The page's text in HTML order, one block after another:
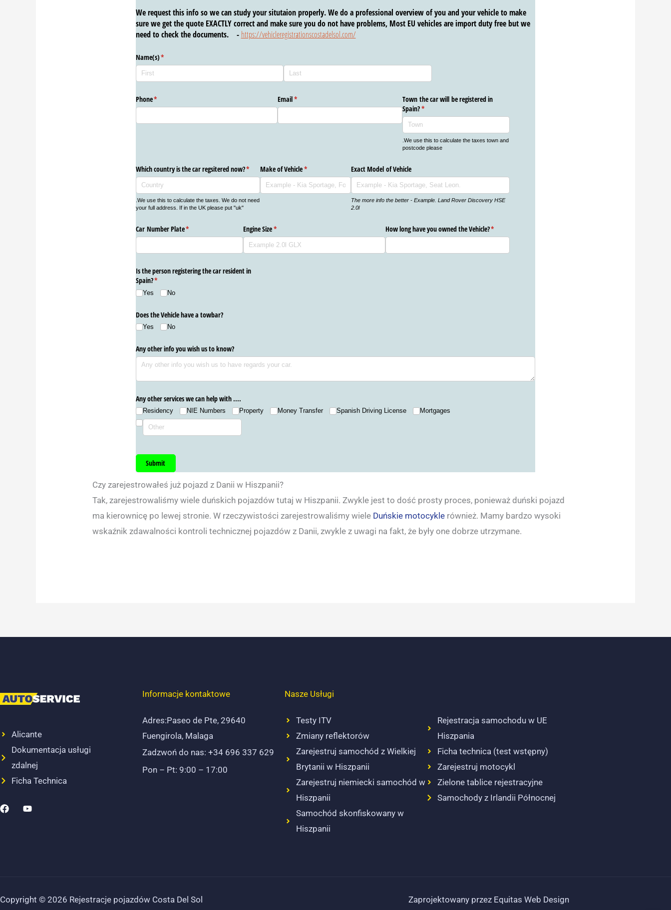
Czy zarejestrowałeś już pojazd z Danii w Hiszpanii?
Tak, zarejestrowaliśmy wiele duńskich pojazdów tutaj w Hiszpanii. Zwykle jest to dość prosty proces, ponieważ duński pojazd
ma kierownicę po lewej stronie. W rzeczywistości zarejestrowaliśmy wiele Duńskie motocykle również. Mamy bardzo wysoki
wskaźnik zdawalności kontroli technicznej pojazdów z Danii, zwykle z uwagi na fakt, że były one dobrze utrzymane.
Alicante
Dokumentacja usługi
zdalnej
Ficha Technica
F
a
y
Informacje kontaktowe
Adres:Paseo de Pte, 29640
Fuengirola, Malaga
Zadzwoń do nas: +34 696 337 629
Pon – Pt: 9:00 – 17:00
Nasze Usługi
Testy ITV
Zmiany reflektorów
Zarejestruj samochód z Wielkiej
Brytanii w Hiszpanii
Zarejestruj niemiecki samochód w
Hiszpanii
Samochód skonfiskowany w
Hiszpanii
Rejestracja samochodu w UE
Hiszpania
Ficha technica (test wstępny)
Zarejestruj motocykl
Zielone tablice rejestracyjne
Samochody z Irlandii Północnej
Copyright © 2026 Rejestracje pojazdów Costa Del Sol Zaprojektowany przez Equitas Web Design